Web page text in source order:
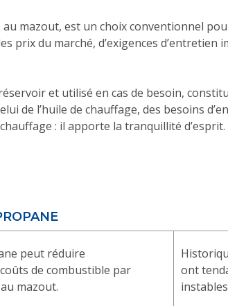
mazout, est un choix conventionnel
prix du marché, d’exigences
et utilisé en cas de besoin,
de l’huile de chauffage, des besoins
: il apporte la tranquillité d’esprit.
peut réduire
de combustible par
mazout.
ont